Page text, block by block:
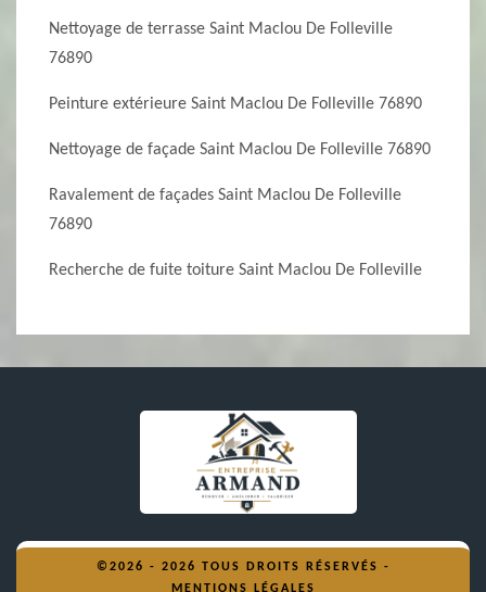
Nettoyage de terrasse Saint Maclou De Folleville
76890
Peinture extérieure Saint Maclou De Folleville 76890
Nettoyage de façade Saint Maclou De Folleville 76890
Ravalement de façades Saint Maclou De Folleville
76890
Recherche de fuite toiture Saint Maclou De Folleville
©2026 - 2026 TOUS DROITS RÉSERVÉS -
MENTIONS LÉGALES